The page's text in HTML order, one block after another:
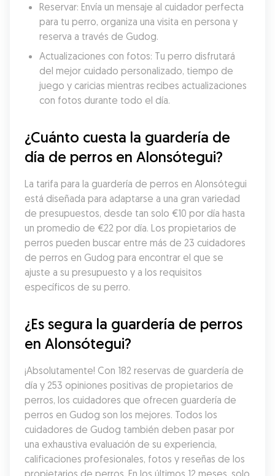
Reservar: Envía un mensaje al cuidador perfecta
para tu perro, organiza una visita en persona y
reserva a través de Gudog.
Actualizaciones con fotos: Tu perro disfrutará
del mejor cuidado personalizado, tiempo de
juego y caricias mientras recibes actualizaciones
con fotos durante todo el día.
¿Cuánto cuesta la guardería de
día de perros en Alonsótegui?
La tarifa para la guardería de perros en Alonsótegui
está diseñada para adaptarse a una gran variedad
de presupuestos, desde tan solo €10 por día hasta
un promedio de €22 por día. Los propietarios de
perros pueden buscar entre más de 23 cuidadores
de perros en Gudog para encontrar el que se
ajuste a su presupuesto y a los requisitos
específicos de su perro.
¿Es segura la guardería de perros
en Alonsótegui?
¡Absolutamente! Con 182 reservas de guardería de
día y 253 opiniones positivas de propietarios de
perros, los cuidadores que ofrecen guardería de
perros en Gudog son los mejores. Todos los
cuidadores de Gudog también deben pasar por
una exhaustiva evaluación de su experiencia,
calificaciones profesionales, fotos y reseñas de los
propietarios de perros. En los últimos 12 meses, solo